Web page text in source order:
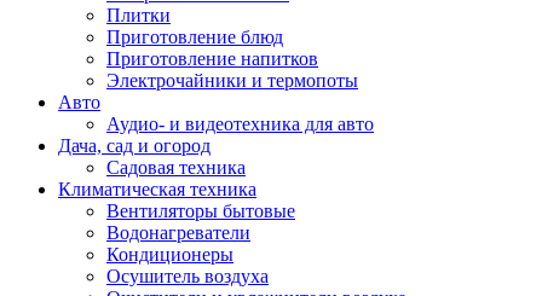
Плитки
Приготовление блюд
Приготовление напитков
Электрочайники и термопоты
Авто
Аудио- и видеотехника для авто
Дача, сад и огород
Садовая техника
Климатическая техника
Вентиляторы бытовые
Водонагреватели
Кондиционеры
Осушитель воздуха